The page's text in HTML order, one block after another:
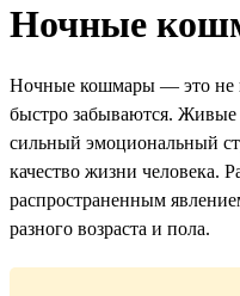
Ночные
Ночные кошмары — это не
быстро забываются.
сильный эмоциональный
качество жизни человека.
распространенным
разного возраста и пола.